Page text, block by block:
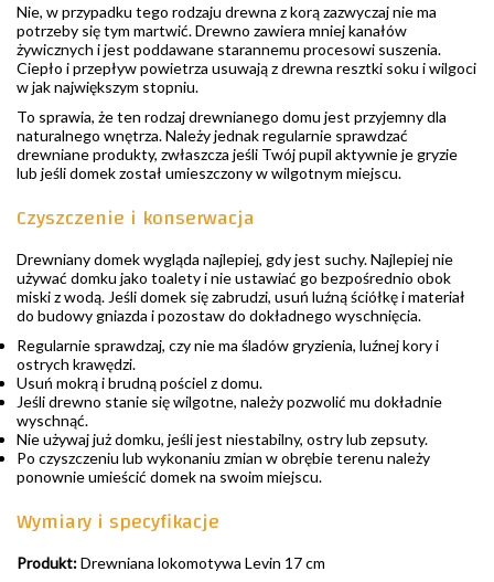
Nie, w przypadku tego rodzaju drewna z korą zazwyczaj nie ma
potrzeby się tym martwić. Drewno zawiera mniej kanałów
żywicznych i jest poddawane starannemu procesowi suszenia.
Ciepło i przepływ powietrza usuwają z drewna resztki soku i wilgoci
w jak największym stopniu.
To sprawia, że ten rodzaj drewnianego domu jest przyjemny dla
naturalnego wnętrza. Należy jednak regularnie sprawdzać
drewniane produkty, zwłaszcza jeśli Twój pupil aktywnie je gryzie
lub jeśli domek został umieszczony w wilgotnym miejscu.
Czyszczenie i konserwacja
Drewniany domek wygląda najlepiej, gdy jest suchy. Najlepiej nie
używać domku jako toalety i nie ustawiać go bezpośrednio obok
miski z wodą. Jeśli domek się zabrudzi, usuń luźną ściółkę i materiał
do budowy gniazda i pozostaw do dokładnego wyschnięcia.
Regularnie sprawdzaj, czy nie ma śladów gryzienia, luźnej kory i
ostrych krawędzi.
Usuń mokrą i brudną pościel z domu.
Jeśli drewno stanie się wilgotne, należy pozwolić mu dokładnie
wyschnąć.
Nie używaj już domku, jeśli jest niestabilny, ostry lub zepsuty.
Po czyszczeniu lub wykonaniu zmian w obrębie terenu należy
ponownie umieścić domek na swoim miejscu.
Wymiary i specyfikacje
Produkt:Drewniana lokomotywa Levin 17 cm